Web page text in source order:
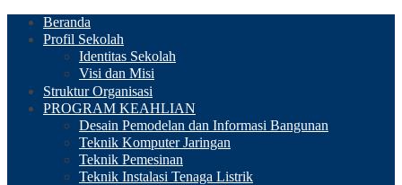
Beranda
Profil Sekolah
Identitas Sekolah
Visi dan Misi
Struktur Organisasi
PROGRAM KEAHLIAN
Desain Pemodelan dan Informasi Bangunan
Teknik Komputer Jaringan
Teknik Pemesinan
Teknik Instalasi Tenaga Listrik